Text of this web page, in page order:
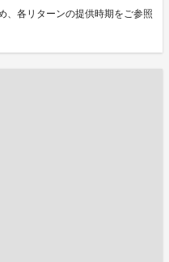
、各リターンの提供時期をご参照